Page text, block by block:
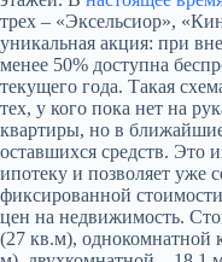
трех – «Эксельсиор»,
уникальная акция: при
менее 50% доступна
текущего года. Такая
тех, у кого пока нет на
квартиры, но в
оставшихся средств. Это
ипотеку и позволяет уже
фиксированной
цен на недвижимость.
(27 кв.м), однокомнатной